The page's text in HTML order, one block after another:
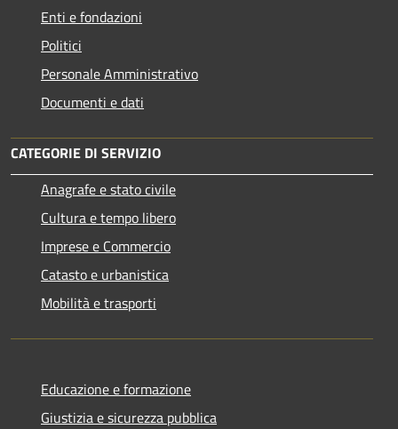
Enti e fondazioni
Politici
Personale Amministrativo
Documenti e dati
CATEGORIE DI SERVIZIO
Anagrafe e stato civile
Cultura e tempo libero
Imprese e Commercio
Catasto e urbanistica
Mobilità e trasporti
Educazione e formazione
Giustizia e sicurezza pubblica